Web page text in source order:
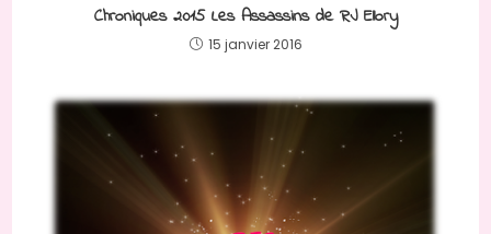
Chroniques 2015 Les Assassins de RJ Ellory
15 janvier 2016